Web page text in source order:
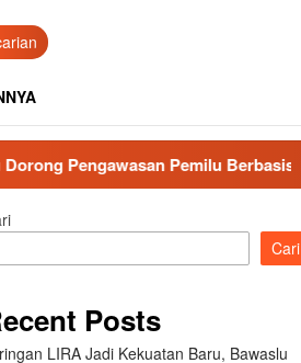
Pemilu Berbasis Masyarakat
Cari
Posts
LIRA Jadi Kekuatan Baru, Bawaslu